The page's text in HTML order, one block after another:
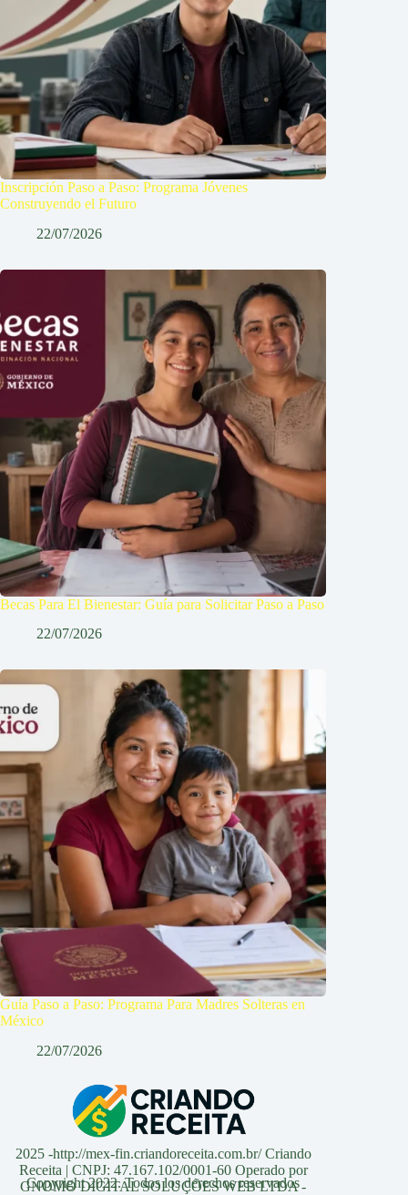
Inscripción Paso a Paso: Programa Jóvenes
Construyendo el Futuro
22/07/2026
Becas Para El Bienestar: Guía para Solicitar Paso a Paso
22/07/2026
Guía Paso a Paso: Programa Para Madres Solteras en
México
22/07/2026
Copyright 2022. Todos los derechos reservados
2025 -http://mex-fin.criandoreceita.com.br/ Criando
Receita | CNPJ: 47.167.102/0001-60 Operado por
GNOMO DIGITAL SOLUÇÕES WEB LTDA -